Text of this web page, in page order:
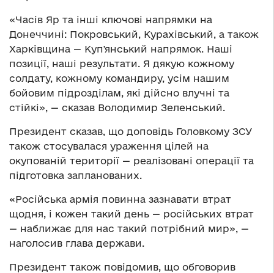
«Часів Яр та інші ключові напрямки на
Донеччині: Покровський, Курахівський, а також
Харківщина — Купʼянський напрямок. Наші
позиції, наші результати. Я дякую кожному
солдату, кожному командиру, усім нашим
бойовим підрозділам, які дійсно влучні та
стійкі», — сказав Володимир Зеленський.
Президент сказав, що доповідь Головкому ЗСУ
також стосувалася ураження цілей на
окупованій території — реалізовані операції та
підготовка запланованих.
«Російська армія повинна зазнавати втрат
щодня, і кожен такий день — російських втрат
— наближає для нас такий потрібний мир», —
наголосив глава держави.
Президент також повідомив, що обговорив